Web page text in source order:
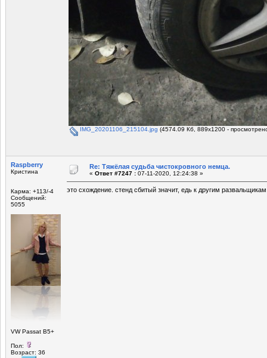
IMG_20201106_215104.jpg (4574.09 Кб, 889x1200 -
Raspberry
Кристина
Карма: +113/-4
Сообщений:
5055
VW Passat B5+
Пол:
Возраст: 36
Re: Тяжёлая судьба чистокровного немца.
« Ответ #7247 : 07-11-2020, 12:24:38 »
это схождение. стенд сбитый значит, едь к другим